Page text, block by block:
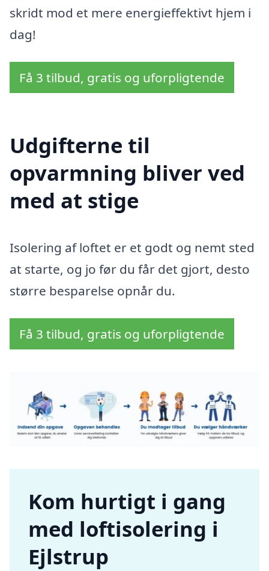
skridt mod et mere energieffektivt hjem i
dag!
Få 3 tilbud, gratis og uforpligtende
Udgifterne til
opvarmning bliver ved
med at stige
Isolering af loftet er et godt og nemt sted
at starte, og jo før du får det gjort, desto
større besparelse opnår du.
Få 3 tilbud, gratis og uforpligtende
Kom hurtigt i gang
med loftisolering i
Ejlstrup